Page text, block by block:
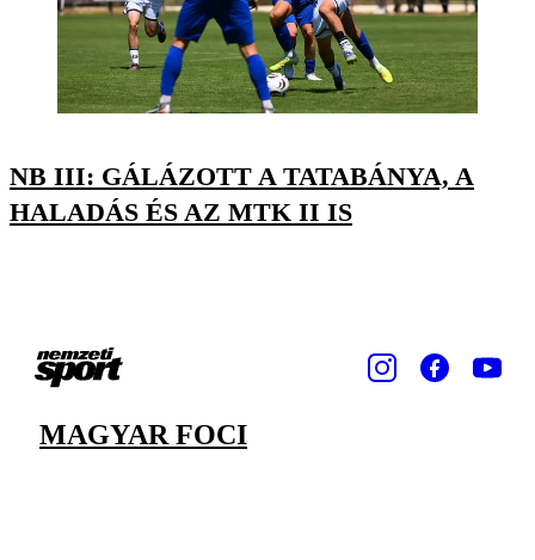
NB III: GÁLÁZOTT A TATABÁNYA, A
HALADÁS ÉS AZ MTK II IS
MAGYAR FOCI